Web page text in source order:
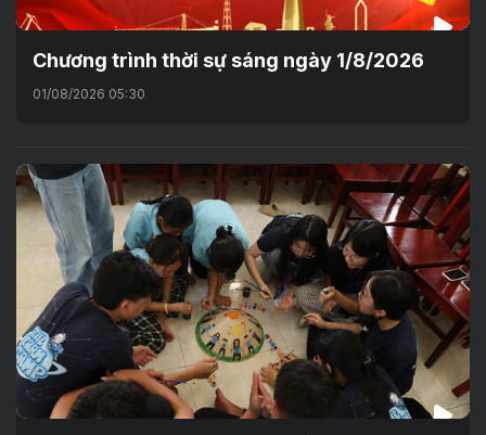
Chương trình thời sự sáng ngày 1/8/2026
01/08/2026 05:30